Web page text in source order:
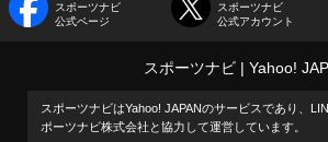
スポーツナビ
公式ページ
スポーツナビ
公式アカウント
スポーツナビ Yahoo!
スポーツナビはYahoo! JAPANのサービスであり、
ポーツナビ株式会社と協力して運営しています。